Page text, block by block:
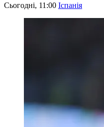
Сьогодні, 11:00 Іспанія